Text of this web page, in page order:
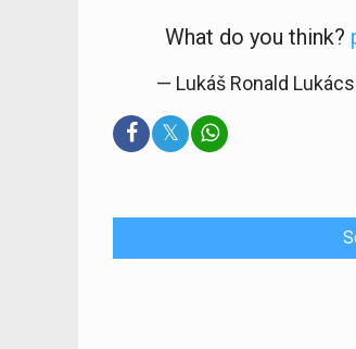
What do you think?
— Lukáš Ronald
𝕏